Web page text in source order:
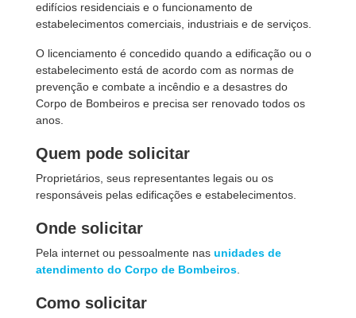
edifícios residenciais e o funcionamento de
estabelecimentos comerciais, industriais e de serviços.
O licenciamento é concedido quando a edificação ou o
estabelecimento está de acordo com as normas de
prevenção e combate a incêndio e a desastres do
Corpo de Bombeiros e precisa ser renovado todos os
anos.
Quem pode solicitar
Proprietários, seus representantes legais ou os
responsáveis pelas edificações e estabelecimentos.
Onde solicitar
Pela internet ou pessoalmente nas unidades de
atendimento do Corpo de Bombeiros
Como solicitar